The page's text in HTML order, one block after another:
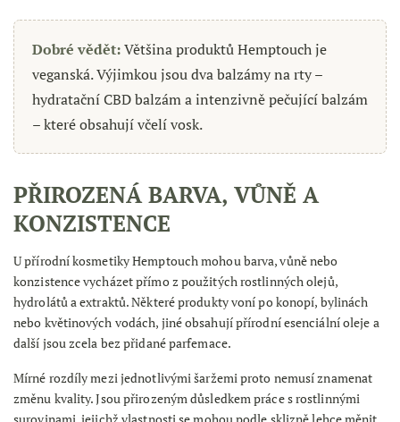
Dobré vědět:Většina produktů Hemptouch je
veganská. Výjimkou jsou dva balzámy na rty –
hydratační CBD balzám a intenzivně pečující balzám
– které obsahují včelí vosk.
PŘIROZENÁ BARVA, VŮNĚ A
KONZISTENCE
U přírodní kosmetiky Hemptouch mohou barva, vůně nebo
konzistence vycházet přímo z použitých rostlinných olejů,
hydrolátů a extraktů. Některé produkty voní po konopí, bylinách
nebo květinových vodách, jiné obsahují přírodní esenciální oleje a
další jsou zcela bez přidané parfemace.
Mírné rozdíly mezi jednotlivými šaržemi proto nemusí znamenat
změnu kvality. Jsou přirozeným důsledkem práce s rostlinnými